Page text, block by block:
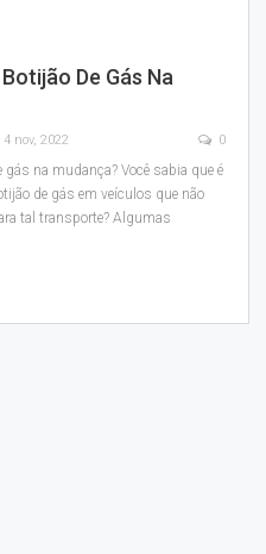
De Gás Na
4 nov, 2022 0
gás na mudança?Você sabia que é
de gás em veículos que não
tal transporte?Algumas